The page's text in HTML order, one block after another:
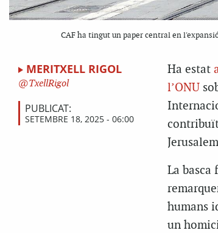
CAF ha tingut un paper central en
MERITXELL RIGOL
TxellRigol
PUBLICAT:
SETEMBRE 18, 2025 - 06:00
Ha estat
l’ONU
contribuït
La basca
humans
un